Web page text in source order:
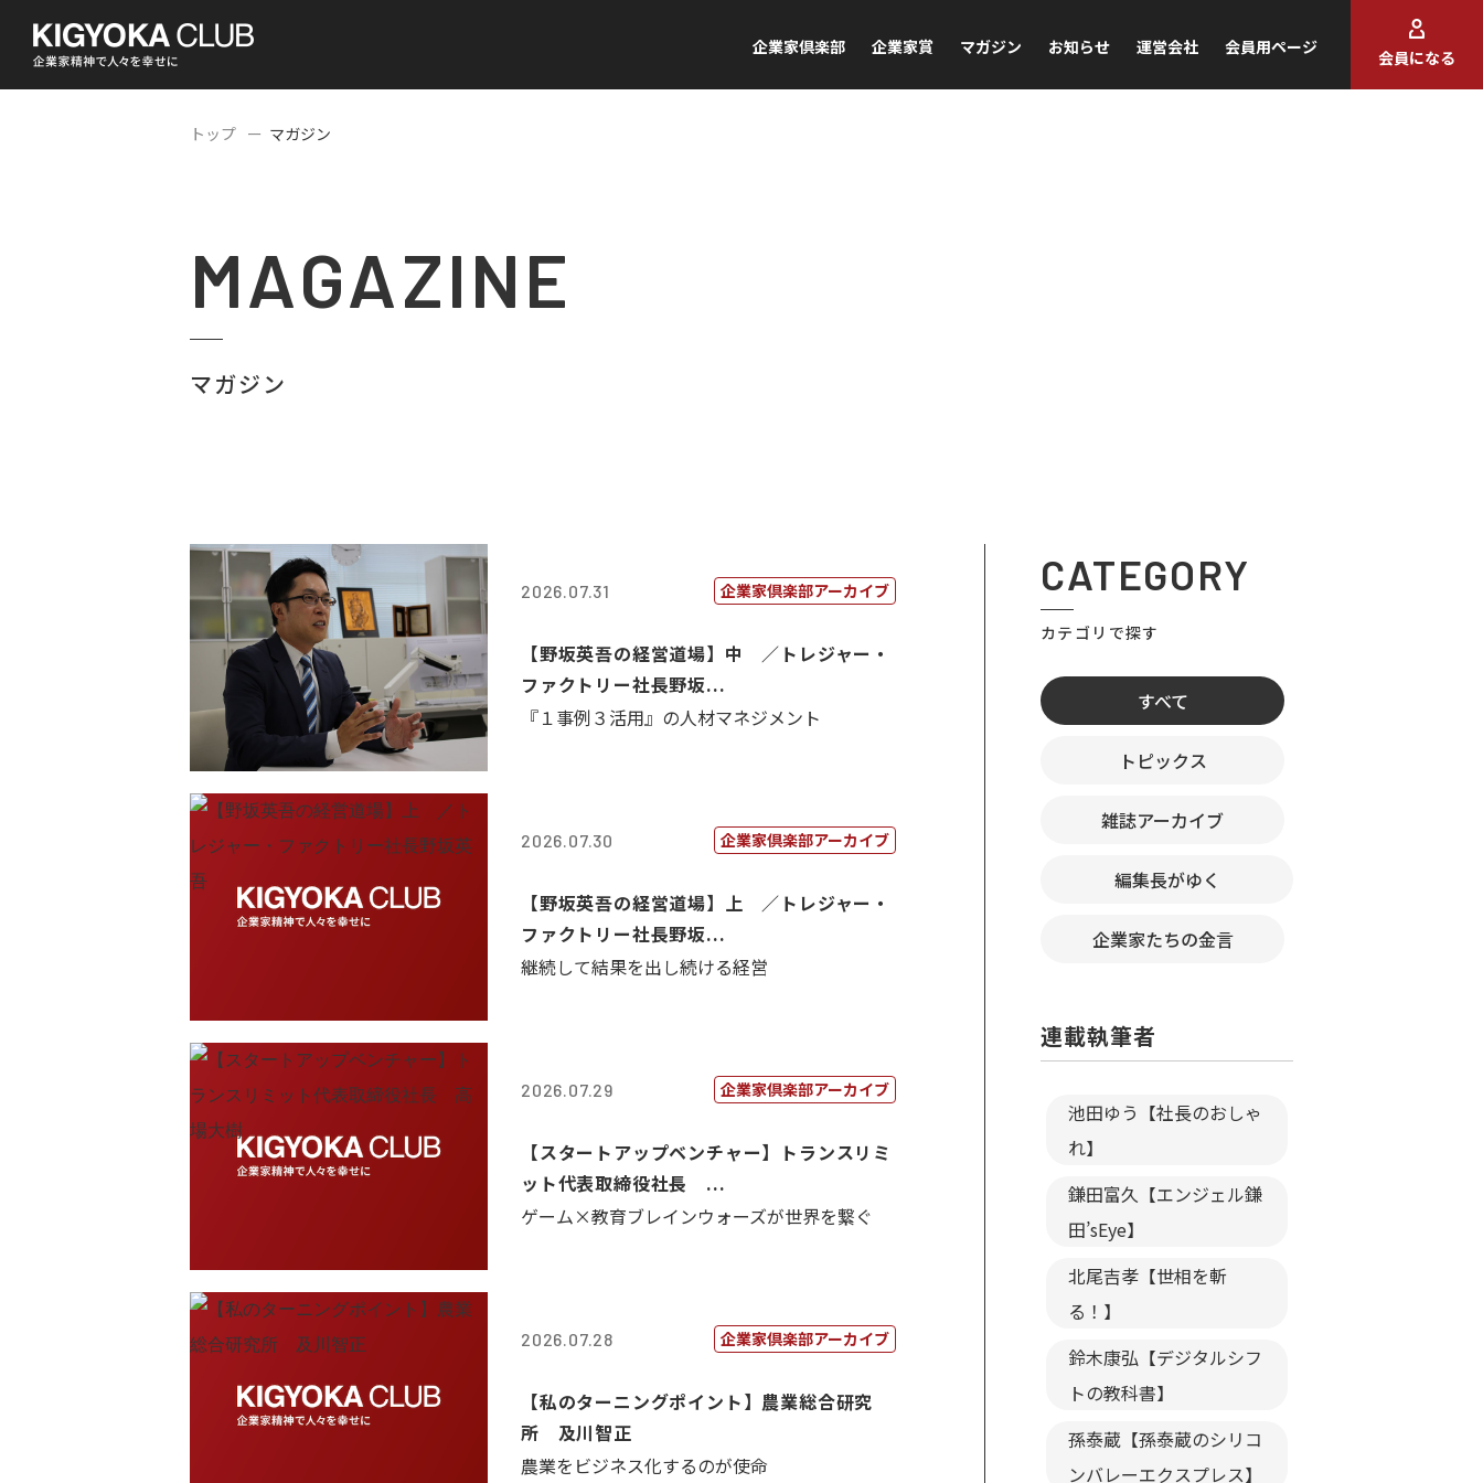
企業家倶楽部 企業家賞 マガジン お知らせ 運営会社 会員用ページ
会員になる
トップ マガジン
MAGAZINE
マガジン
2026.07.31 企業家倶楽部アーカイブ
【野坂英吾の経営道場】中 ／トレジャー・
ファクトリー社長野坂...
『１事例３活用』の人材マネジメント
2026.07.30 企業家倶楽部アーカイブ
【野坂英吾の経営道場】上 ／トレジャー・
ファクトリー社長野坂...
継続して結果を出し続ける経営
2026.07.29 企業家倶楽部アーカイブ
【スタートアップベンチャー】トランスリミ
ット代表取締役社長 ...
ゲーム×教育ブレインウォーズが世界を繋ぐ
2026.07.28 企業家倶楽部アーカイブ
【私のターニングポイント】農業総合研究
所 及川智正
農業をビジネス化するのが使命
CATEGORY
カテゴリで探す
すべて
トピックス
雑誌アーカイブ
編集長がゆく
企業家たちの金言
連載執筆者
池田ゆう【社長のおしゃ
れ】
鎌田富久【エンジェル鎌
田’sEye】
北尾吉孝【世相を斬
る！】
鈴木康弘【デジタルシフ
トの教科書】
孫泰蔵【孫泰蔵のシリコ
ンバレーエクスプレス】